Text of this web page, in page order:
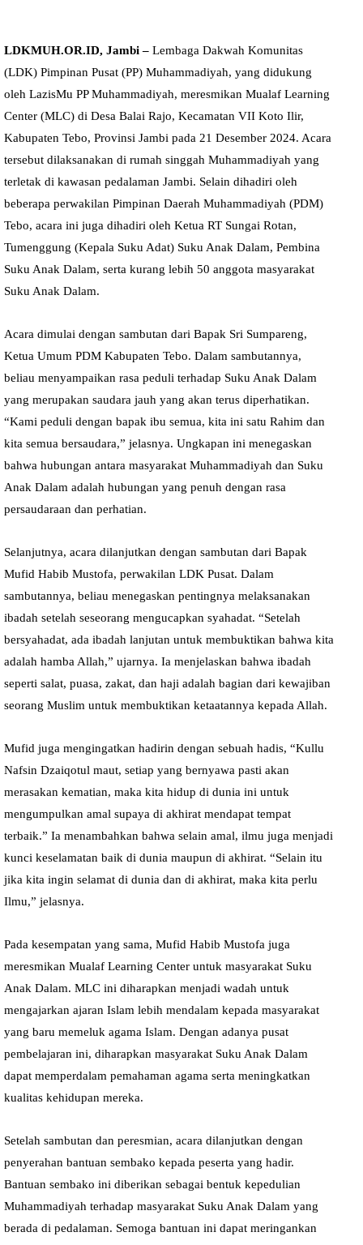
LDKMUH.OR.ID, Jambi – Lembaga Dakwah Komunitas
(LDK) Pimpinan Pusat (PP) Muhammadiyah, yang didukung
oleh LazisMu PP Muhammadiyah, meresmikan Mualaf Learning
Center (MLC) di Desa Balai Rajo, Kecamatan VII Koto Ilir,
Kabupaten Tebo, Provinsi Jambi pada 21 Desember 2024. Acara
tersebut dilaksanakan di rumah singgah Muhammadiyah yang
terletak di kawasan pedalaman Jambi. Selain dihadiri oleh
beberapa perwakilan Pimpinan Daerah Muhammadiyah (PDM)
Tebo, acara ini juga dihadiri oleh Ketua RT Sungai Rotan,
Tumenggung (Kepala Suku Adat) Suku Anak Dalam, Pembina
Suku Anak Dalam, serta kurang lebih 50 anggota masyarakat
Suku Anak Dalam.
Acara dimulai dengan sambutan dari Bapak Sri Sumpareng,
Ketua Umum PDM Kabupaten Tebo. Dalam sambutannya,
beliau menyampaikan rasa peduli terhadap Suku Anak Dalam
yang merupakan saudara jauh yang akan terus diperhatikan.
“Kami peduli dengan bapak ibu semua, kita ini satu Rahim dan
kita semua bersaudara,” jelasnya. Ungkapan ini menegaskan
bahwa hubungan antara masyarakat Muhammadiyah dan Suku
Anak Dalam adalah hubungan yang penuh dengan rasa
persaudaraan dan perhatian.
Selanjutnya, acara dilanjutkan dengan sambutan dari Bapak
Mufid Habib Mustofa, perwakilan LDK Pusat. Dalam
sambutannya, beliau menegaskan pentingnya melaksanakan
ibadah setelah seseorang mengucapkan syahadat. “Setelah
bersyahadat, ada ibadah lanjutan untuk membuktikan bahwa kita
adalah hamba Allah,” ujarnya. Ia menjelaskan bahwa ibadah
seperti salat, puasa, zakat, dan haji adalah bagian dari kewajiban
seorang Muslim untuk membuktikan ketaatannya kepada Allah.
Mufid juga mengingatkan hadirin dengan sebuah hadis, “Kullu
Nafsin Dzaiqotul maut, setiap yang bernyawa pasti akan
merasakan kematian, maka kita hidup di dunia ini untuk
mengumpulkan amal supaya di akhirat mendapat tempat
terbaik.” Ia menambahkan bahwa selain amal, ilmu juga menjadi
kunci keselamatan baik di dunia maupun di akhirat. “Selain itu
jika kita ingin selamat di dunia dan di akhirat, maka kita perlu
Ilmu,” jelasnya.
Pada kesempatan yang sama, Mufid Habib Mustofa juga
meresmikan Mualaf Learning Center untuk masyarakat Suku
Anak Dalam. MLC ini diharapkan menjadi wadah untuk
mengajarkan ajaran Islam lebih mendalam kepada masyarakat
yang baru memeluk agama Islam. Dengan adanya pusat
pembelajaran ini, diharapkan masyarakat Suku Anak Dalam
dapat memperdalam pemahaman agama serta meningkatkan
kualitas kehidupan mereka.
Setelah sambutan dan peresmian, acara dilanjutkan dengan
penyerahan bantuan sembako kepada peserta yang hadir.
Bantuan sembako ini diberikan sebagai bentuk kepedulian
Muhammadiyah terhadap masyarakat Suku Anak Dalam yang
berada di pedalaman. Semoga bantuan ini dapat meringankan